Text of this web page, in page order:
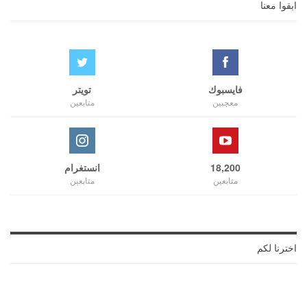
ابقوا معنا
فايسبوك
معجبين
تويتر
متابعين
18,200
متابعين
انستغرام
متابعين
اخترنا لكم